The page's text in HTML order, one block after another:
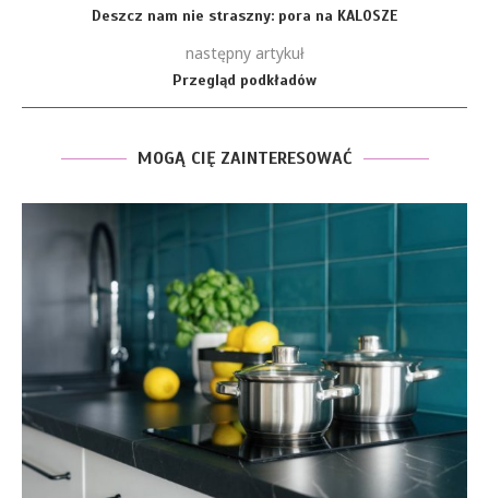
Deszcz nam nie straszny: pora na KALOSZE
następny artykuł
Przegląd podkładów
MOGĄ CIĘ ZAINTERESOWAĆ